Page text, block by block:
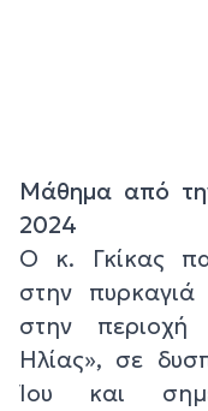
Μάθημα από
2024
Ο κ. Γκίκας
στην
στην
Ηλίας», σε
Ίου και